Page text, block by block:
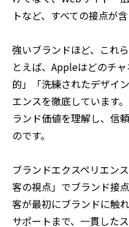
トなど、すべての接点が含
強いブランドほど、これ
とえば、Appleはどのチ
的」「洗練されたデザイ
エンスを徹底しています
ランド価値を理解し、信
のです。
ブランドエクスペリエン
客の視点」でブランド接
客が最初にブランドに触
サポートまで、一貫した